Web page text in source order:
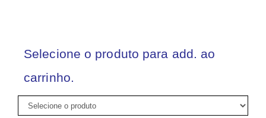
Selecione o produto para add. ao
carrinho.